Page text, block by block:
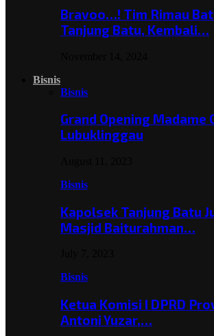
Bravoo…! Tim Rimau
Tanjung Batu, Kembali…
Bisnis
Bisnis
Grand Opening Madame
Lubuklinggau
Bisnis
Kapolsek Tanjung Batu
Masjid Baiturahman…
Bisnis
Ketua Komisi I DPRD
Antoni Yuzar,…